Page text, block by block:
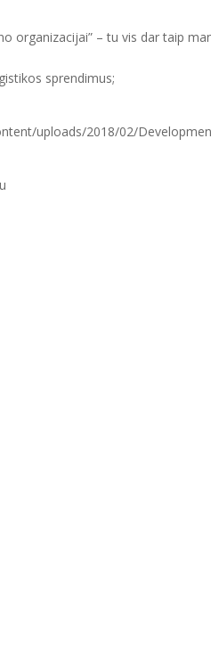
organizacijai” – tu vis dar taip
sprendimus;
uploads/2018/02/